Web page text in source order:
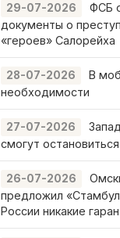
29-07-2026
ФСБ
документы о
«героев» Салорейха
28-07-2026
В
необходимости
27-07-2026
смогут остановиться
26-07-2026
предложил
России никакие